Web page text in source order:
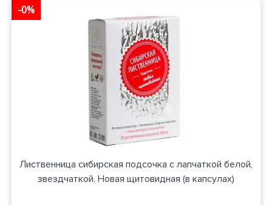
-0%
Лиственница сибирская подсочка с лапчаткой белой,
звездчаткой. Новая щитовидная (в капсулах)